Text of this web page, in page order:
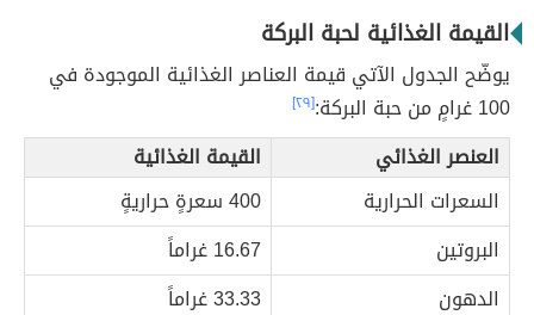
القيمة الغذائية لحبة البركة
يوضّح الجدول الآتي قيمة العناصر الغذائية الموجودة في
100 غرامٍ من حبة البركة:
[٢٩]
العنصر الغذائي
القيمة الغذائية
السعرات الحرارية
400 سعرةٍ حراريةٍ
البروتين
16.67 غراماً
الدهون
33.33 غراماً